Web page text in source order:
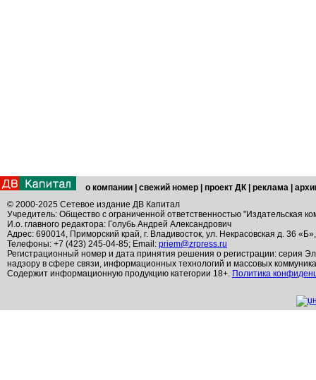
о компании свежий номер проект ДК реклама
© 2000-2025 Сетевое издание ДВ Капитал
Учредитель: Общество с ограниченной ответственностью "Издательская
И.о. главного редактора: Голубь Андрей Александрович
Адрес: 690014, Приморский край, г. Владивосток, ул. Некрасовская д. 36
Телефоны: +7 (423) 245-04-85; Email: priem@zrpress.ru
Регистрационный номер и дата принятия решения о регистрации: серия
надзору в сфере связи, информационных технологий и массовых
Содержит информационную продукцию категории 18+. Политика